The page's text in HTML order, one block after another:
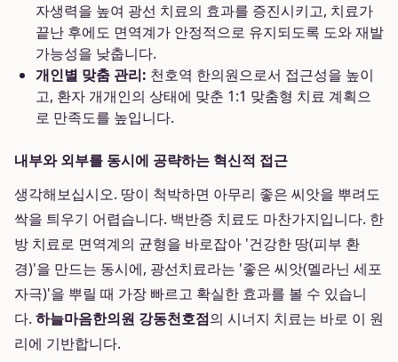
자생력을 높여 광선 치료의 효과를 증진시키고, 치료가
끝난 후에도 면역계가 안정적으로 유지되도록 도와 재발
가능성을 낮춥니다.
개인별 맞춤 관리: 천호역 한의원으로서 접근성을 높이
고, 환자 개개인의 상태에 맞춘 1:1 맞춤형 치료 계획으
로 만족도를 높입니다.
내부와 외부를 동시에 공략하는 혁신적 접근
생각해보십시오. 땅이 척박하면 아무리 좋은 씨앗을 뿌려도
싹을 틔우기 어렵습니다. 백반증 치료도 마찬가지입니다. 한
방 치료로 면역계의 균형을 바로잡아 '건강한 땅(피부 환
경)'을 만드는 동시에, 광선치료라는 '좋은 씨앗(멜라닌 세포
자극)'을 뿌릴 때 가장 빠르고 확실한 효과를 볼 수 있습니
다. 하늘마음한의원 강동천호점의 시너지 치료는 바로 이 원
리에 기반합니다.